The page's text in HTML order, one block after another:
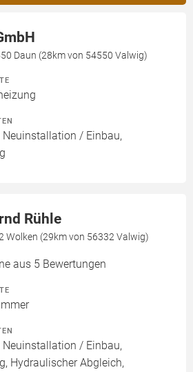
Daun (28km von 54550 Valwig)
Neuinstallation / Einbau,
Rühle
Wolken (29km von 56332 Valwig)
aus 5 Bewertungen
Neuinstallation / Einbau,
Hydraulischer Abgleich,